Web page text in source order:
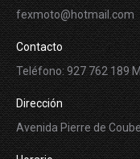
fexmoto@hotmail.com
Contacto
Teléfono: 927 762 189
Dirección
Avenida Pierre de